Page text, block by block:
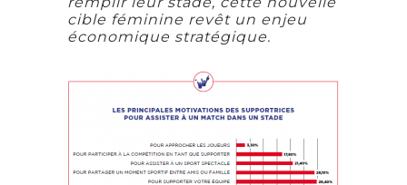
cible féminine revêt un enjeu
économique stratégique.